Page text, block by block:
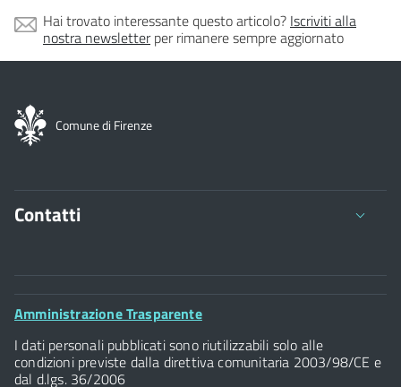
Hai trovato interessante questo articolo? Iscriviti alla
nostra newsletterper rimanere sempre aggiornato
Comune di Firenze
Contatti
Comune di Firenze
Palazzo Vecchio
Piazza della Signoria - 50122, Firenze
P.IVA 01307110484
Footer
Amministrazione Trasparente
I dati personali pubblicati sono riutilizzabili solo alle
condizioni previste dalla direttiva comunitaria 2003/98/CE e
dal d.lgs. 36/2006